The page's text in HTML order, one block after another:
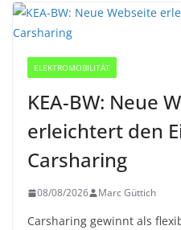
ELEKTROMOBILITÄT
KEA-BW: Neue
erleichtert den
Carsharing
08/08/2026 Marc Güttich
Carsharing gewinnt als